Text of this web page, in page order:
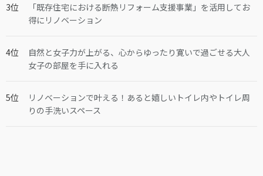
「既存住宅における断熱リフォーム支援事業」を活用してお
得にリノベーション
自然と女子力が上がる、心からゆったり寛いで過ごせる大人
女子の部屋を手に入れる
リノベーションで叶える！あると嬉しいトイレ内やトイレ周
りの手洗いスペース